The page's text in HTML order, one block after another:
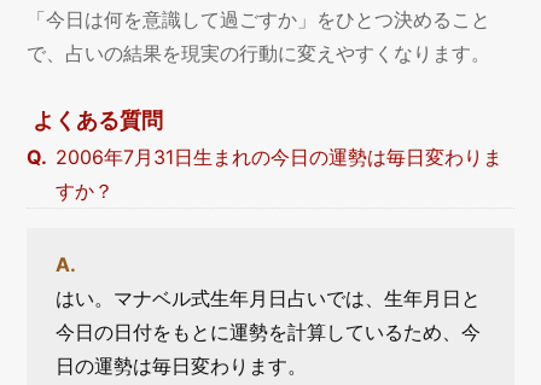
「今日は何を意識して過ごすか」をひとつ決めること
で、占いの結果を現実の行動に変えやすくなります。
よくある質問
2006年7月31日生まれの今日の運勢は毎日変わりま
すか？
はい。マナベル式生年月日占いでは、生年月日と
今日の日付をもとに運勢を計算しているため、今
日の運勢は毎日変わります。